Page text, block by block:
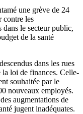
une grève de 24
contre les
dans le secteur public,
de la santé
dans les rues
la loi de finances. Celle-
souhaitée par le
nouveaux employés.
augmentations de
jugent inadéquates.